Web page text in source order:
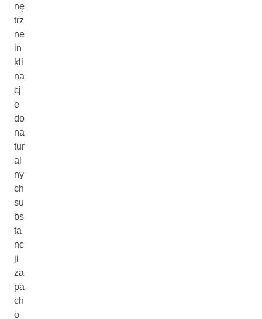
nę
trz
ne
in
kli
na
cj
e
do
na
tur
al
ny
ch
su
bs
ta
nc
ji
za
pa
ch
o